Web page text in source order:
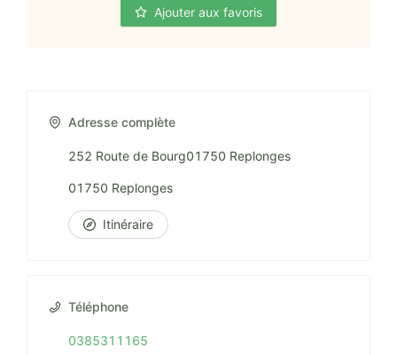
Ajouter aux favoris
Adresse complète
252 Route de Bourg01750 Replonges
01750 Replonges
Itinéraire
Téléphone
0385311165